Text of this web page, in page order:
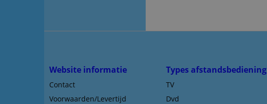
Website informatie
Contact
Voorwaarden/Levertijd
Types afstandsbediening
TV
Dvd